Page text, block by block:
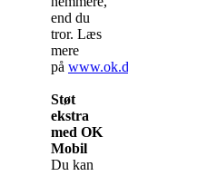
end du
tror. Læs
mere
på www.ok.dk/lokalsporten/el
Støt
ekstra
med OK
Mobil
Du kan